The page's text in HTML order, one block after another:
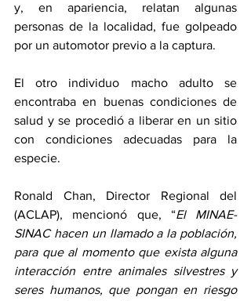
y, en apariencia, relatan algunas
personas de la localidad, fue golpeado
por un automotor previo a la captura.
El otro individuo macho adulto se
encontraba en buenas condiciones de
salud y se procedió a liberar en un sitio
con condiciones adecuadas para la
especie.
Ronald Chan, Director Regional del
(ACLAP), mencionó que, “El MINAE-
SINAC hacen un llamado a la población,
para que al momento que exista alguna
interacción entre animales silvestres y
seres humanos, que pongan en riesgo